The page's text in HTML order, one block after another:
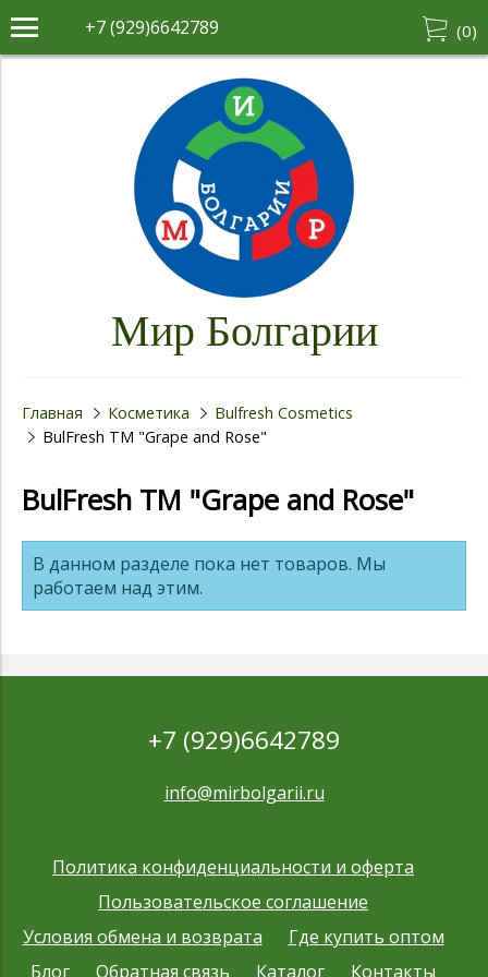
+7 (929)6642789 (0)
Мир Болгарии
Главная Косметика
Bulfresh Cosmetics
BulFresh ТМ "Grape and Rose"
BulFresh ТМ "Grape and Rose"
В данном разделе пока нет товаров. Мы
работаем над этим.
+7 (929)6642789
info@mirbolgarii.ru
Политика конфиденциальности и оферта
Пользовательское соглашение
Условия обмена и возврата
Где купить оптом
Блог
Обратная связь Каталог Контакты